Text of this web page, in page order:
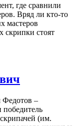
где сравнили
Вряд ли кто-то
мастеров
скрипки стоят
Федотов –
победитель
(им.